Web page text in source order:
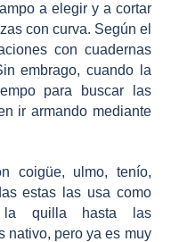
a elegir y a cortar
con curva. Según el
con cuadernas
embrago, cuando la
para buscar las
ir armando mediante
coigüe, ulmo, tenío,
estas las usa como
la quilla hasta las
nativo, pero ya es muy